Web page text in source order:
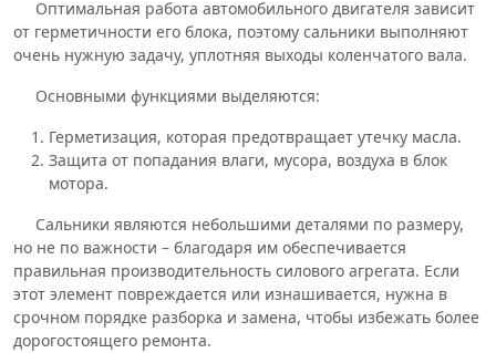
Оптимальная работа автомобильного двигателя зависит
от герметичности его блока, поэтому сальники выполняют
очень нужную задачу, уплотняя выходы коленчатого вала.
Основными функциями выделяются:
Герметизация, которая предотвращает утечку масла.
Защита от попадания влаги, мусора, воздуха в блок
мотора.
Сальники являются небольшими деталями по размеру,
но не по важности – благодаря им обеспечивается
правильная производительность силового агрегата. Если
этот элемент повреждается или изнашивается, нужна в
срочном порядке разборка и замена, чтобы избежать более
дорогостоящего ремонта.